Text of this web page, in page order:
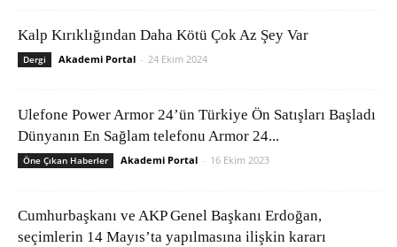
Kalp Kırıklığından Daha Kötü Çok Az Şey Var
Dergi Akademi Portal - 24 Ekim 2024
Ulefone Power Armor 24’ün Türkiye Ön Satışları Başladı
Dünyanın En Sağlam telefonu Armor 24...
Öne Çıkan Haberler Akademi Portal - 16 Ekim 2023
Cumhurbaşkanı ve AKP Genel Başkanı Erdoğan,
seçimlerin 14 Mayıs’ta yapılmasına ilişkin kararı